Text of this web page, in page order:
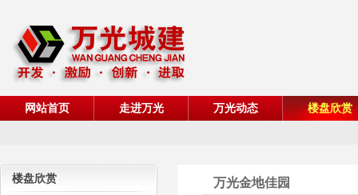
网站首页 走进万光 万光动态 楼盘欣赏
楼盘欣赏 万光金地佳园